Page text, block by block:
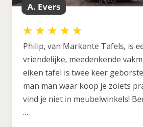
A. Evers
Philip, van Markante Tafels, is
vriendelijke, meedenkende
eiken tafel is twee keer
man man waar koop je zoiets
vind je niet in meubelwinkels!
…